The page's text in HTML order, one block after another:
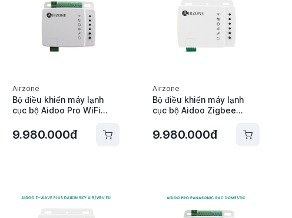
Airzone
Bộ điều khiển máy lạnh
cục bộ Aidoo Pro WiFi
Airzone - AZAI6WSPDA4
9.980.000đ
Airzone
Bộ điều khiển máy lạnh
cục bộ Aidoo Zigbee
Airzone - AZAI6ZBEDA0
9.980.000đ